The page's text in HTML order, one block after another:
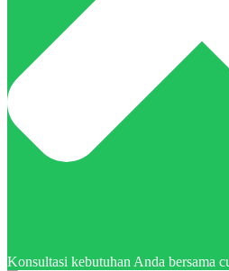
Konsultasi kebutuhan Anda bersama